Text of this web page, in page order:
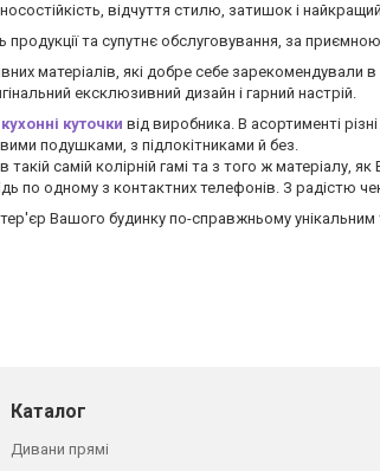
відчуття стилю, затишок і
продукції та супутнє обслуговування, за
матеріалів, які добре себе зарекомендували в
ексклюзивний дизайн і гарний настрій.
кухонні куточки від виробника. В асортименті
подушками, з підлокітниками й без.
в такій самій колірній гамі та з того ж матеріалу,
по одному з контактних телефонів. З радістю
Вашого будинку по-справжньому
Каталог
Дивани прямі